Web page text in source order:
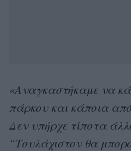
«Αναγκαστήκαμε να
πάρκου και κάποια
Δεν υπήρχε τίποτα
“Τουλάχιστον θα